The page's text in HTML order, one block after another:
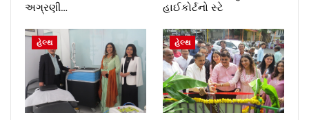
અગ્રણી…
હાઈકોર્ટનો સ્ટે
હેલ્થ હેલ્થ